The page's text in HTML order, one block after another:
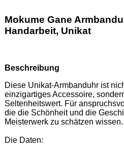
Mokume Gane
Handarbeit, Unikat
Beschreibung
Diese Unikat-Armbanduhr ist
einzigartiges Accessoire,
Seltenheitswert. Für
die die Schönheit und die
Meisterwerk zu schätzen wissen.
Die Daten: